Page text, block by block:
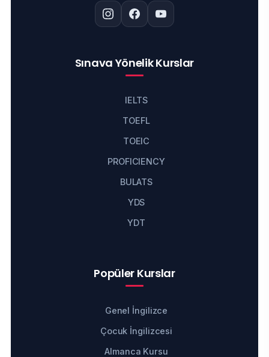
Sınava Yönelik Kurslar
IELTS
TOEFL
TOEIC
PROFICIENCY
BULATS
YDS
YDT
Popüler Kurslar
Genel İngilizce
Çocuk İngilizcesi
Almanca Kursu